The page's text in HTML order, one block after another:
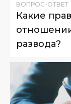
ВОПРОС-ОТВЕТ
Какие
развода?